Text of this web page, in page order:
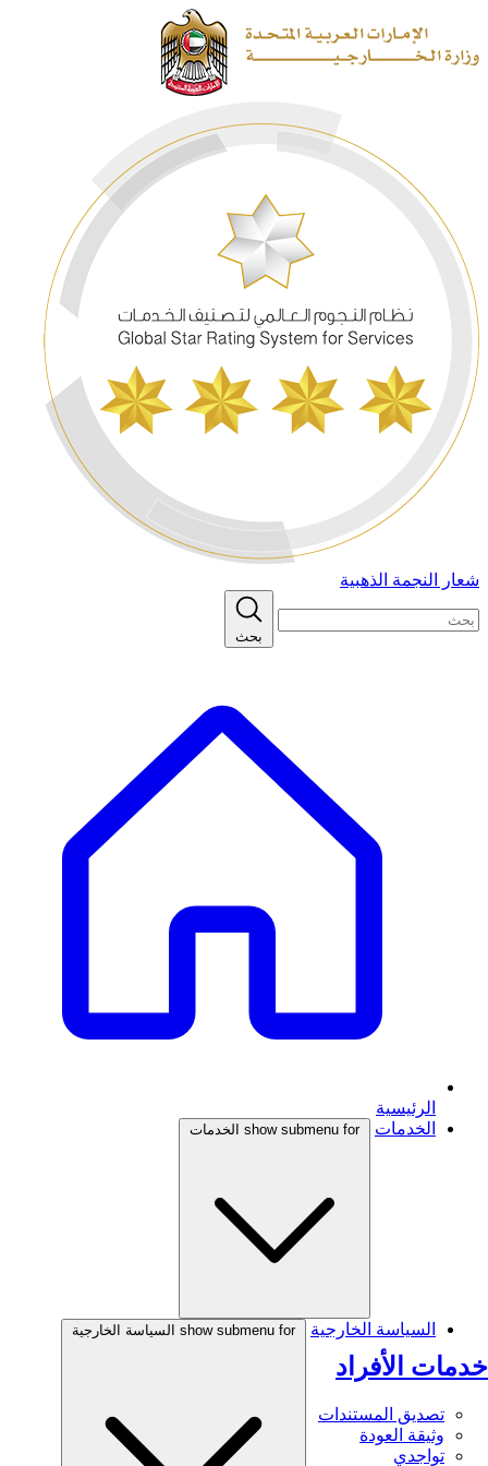
شعار النجمة الذهبية
بحث
الرئيسية
الخدمات
show submenu for الخدمات
خدمات الأفراد
تصديق المستندات
وثيقة العودة
تواجدي
السياسة الخارجية show submenu for السياسة الخارجية